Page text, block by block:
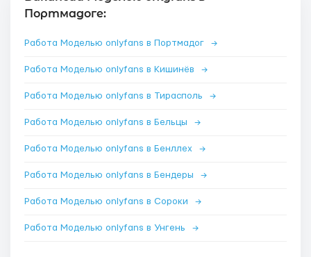
Портмадоге:
Работа Моделью onlyfans в Портмадог →
Работа Моделью onlyfans в Кишинёв →
Работа Моделью onlyfans в Тирасполь →
Работа Моделью onlyfans в Бельцы →
Работа Моделью onlyfans в Бенллех →
Работа Моделью onlyfans в Бендеры →
Работа Моделью onlyfans в Сороки →
Работа Моделью onlyfans в Унгень →